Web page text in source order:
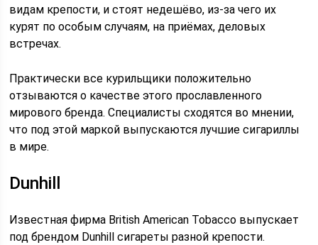
видам крепости, и стоят недешёво, из-за чего их
курят по особым случаям, на приёмах, деловых
встречах.
Практически все курильщики положительно
отзываются о качестве этого прославленного
мирового бренда. Специалисты сходятся во мнении,
что под этой маркой выпускаются лучшие сигариллы
в мире.
Dunhill
Известная фирма British American Tobacco выпускает
под брендом Dunhill сигареты разной крепости.